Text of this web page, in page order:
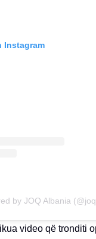
Instagram
by JOQ Albania
video që tronditi